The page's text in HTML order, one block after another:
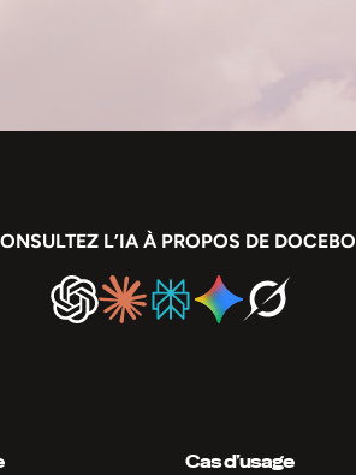
L’IA À PROPOS DE DOCEBO
Cas d’usage